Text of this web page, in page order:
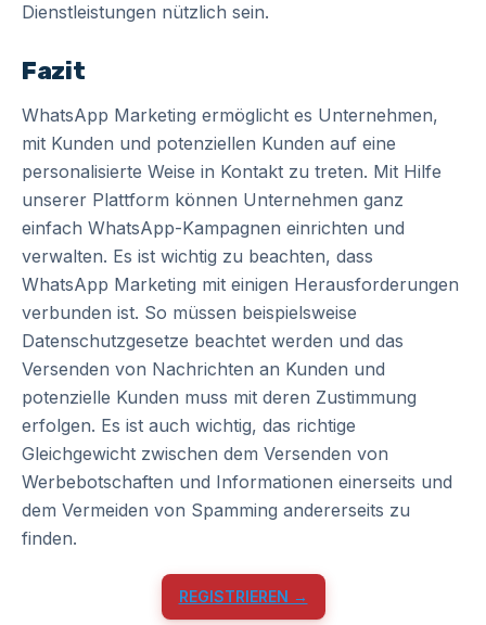
Dienstleistungen nützlich sein.
Fazit
WhatsApp Marketing ermöglicht es Unternehmen,
mit Kunden und potenziellen Kunden auf eine
personalisierte Weise in Kontakt zu treten. Mit Hilfe
unserer Plattform können Unternehmen ganz
einfach WhatsApp-Kampagnen einrichten und
verwalten. Es ist wichtig zu beachten, dass
WhatsApp Marketing mit einigen Herausforderungen
verbunden ist. So müssen beispielsweise
Datenschutzgesetze beachtet werden und das
Versenden von Nachrichten an Kunden und
potenzielle Kunden muss mit deren Zustimmung
erfolgen. Es ist auch wichtig, das richtige
Gleichgewicht zwischen dem Versenden von
Werbebotschaften und Informationen einerseits und
dem Vermeiden von Spamming andererseits zu
finden.
REGISTRIEREN →